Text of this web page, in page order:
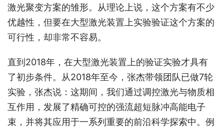
激光聚变方案的雏形。从理论上说，这个方案有不少
优越性，但要在大型激光装置上实验验证这个方案的
可行性，却非常不容易。
直到2018年，在大型激光装置上的验证实验才具有
了初步条件。从2018年至今，张杰带领团队已做7轮
实验，张杰说：这期间，我们通过调控激光与物质相
互作用，发展了精确可控的强流超短脉冲高能电子
束，并将其应用于一系列重要的前沿科学探索中。例